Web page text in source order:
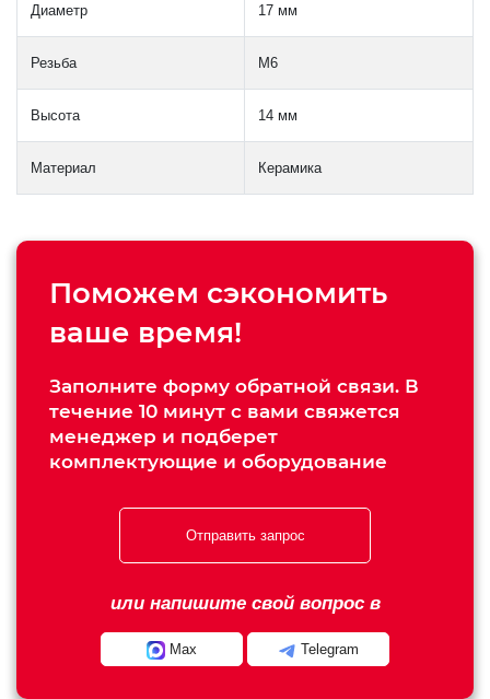
Диаметр 17 мм
Резьба M6
Высота 14 мм
Материал Керамика
Поможем сэкономить
ваше время!
Заполните форму обратной связи. В
течение 10 минут с вами свяжется
менеджер и подберет
комплектующие и оборудование
Отправить запрос
или напишите свой вопрос в
Max Telegram